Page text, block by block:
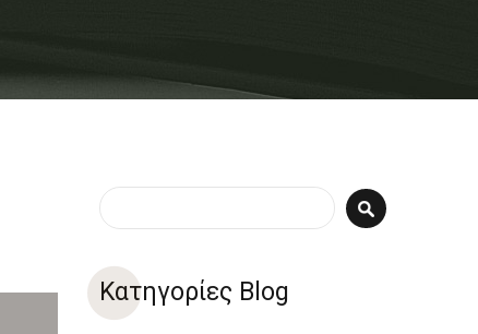
Φόρμα αναζήτησης
Αναζήτηση
Κατηγορίες Blog